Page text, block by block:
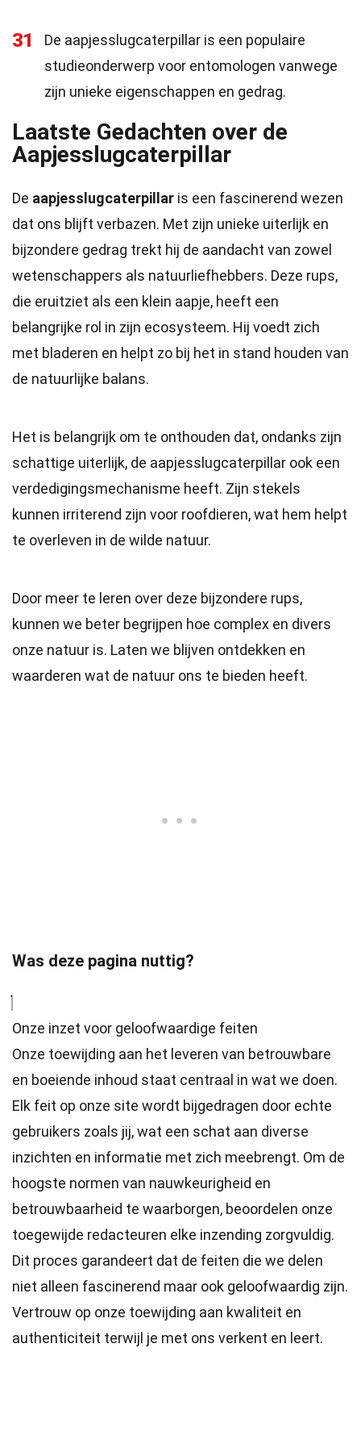
31
De aapjesslugcaterpillar is een populaire
studieonderwerp voor entomologen vanwege
zijn unieke eigenschappen en gedrag.
Laatste Gedachten over de
Aapjesslugcaterpillar
De aapjesslugcaterpillar is een fascinerend wezen
dat ons blijft verbazen. Met zijn unieke uiterlijk en
bijzondere gedrag trekt hij de aandacht van zowel
wetenschappers als natuurliefhebbers. Deze rups,
die eruitziet als een klein aapje, heeft een
belangrijke rol in zijn ecosysteem. Hij voedt zich
met bladeren en helpt zo bij het in stand houden van
de natuurlijke balans.
Het is belangrijk om te onthouden dat, ondanks zijn
schattige uiterlijk, de aapjesslugcaterpillar ook een
verdedigingsmechanisme heeft. Zijn stekels
kunnen irriterend zijn voor roofdieren, wat hem helpt
te overleven in de wilde natuur.
Door meer te leren over deze bijzondere rups,
kunnen we beter begrijpen hoe complex en divers
onze natuur is. Laten we blijven ontdekken en
waarderen wat de natuur ons te bieden heeft.
Was deze pagina nuttig?
Onze inzet voor geloofwaardige feiten
Onze toewijding aan het leveren van betrouwbare
en boeiende inhoud staat centraal in wat we doen.
Elk feit op onze site wordt bijgedragen door echte
gebruikers zoals jij, wat een schat aan diverse
inzichten en informatie met zich meebrengt. Om de
hoogste normen van nauwkeurigheid en
betrouwbaarheid te waarborgen, beoordelen onze
toegewijde redacteuren elke inzending zorgvuldig.
Dit proces garandeert dat de feiten die we delen
niet alleen fascinerend maar ook geloofwaardig zijn.
Vertrouw op onze toewijding aan kwaliteit en
authenticiteit terwijl je met ons verkent en leert.